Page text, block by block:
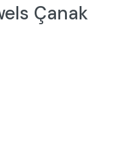
Çanak